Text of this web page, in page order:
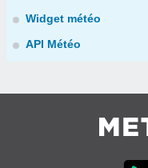
Widget météo
API Météo